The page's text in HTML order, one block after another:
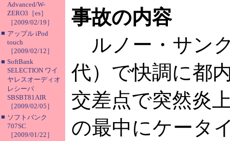
Advanced/W-
ZERO3［es］
［2009/02/19］
■ アップル iPod
touch
［2009/02/12］
■ SoftBank
SELECTION ワイ
ヤレスオーディオ
レシーバ
SBSBT81AIR
［2009/02/05］
■ ソフトバンク
707SC
［2009/01/22］
事故の内容
ルノー・サン
代）で快調に都
交差点で突然炎
の最中にケータ